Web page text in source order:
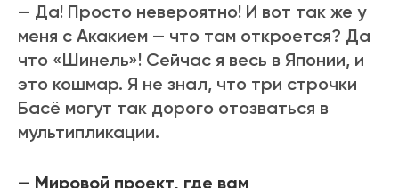
— Да! Просто невероятно! И вот так же у
меня с Акакием — что там откроется? Да
что «Шинель»! Сейчас я весь в Японии, и
это кошмар. Я не знал, что три строчки
Басё могут так дорого отозваться в
мультипликации.
— Мировой проект, где вам